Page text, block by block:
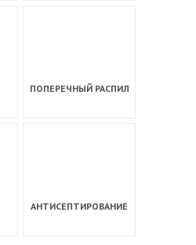
ПОПЕРЕЧНЫЙ РАСПИЛ
АНТИСЕПТИРОВАНИЕ